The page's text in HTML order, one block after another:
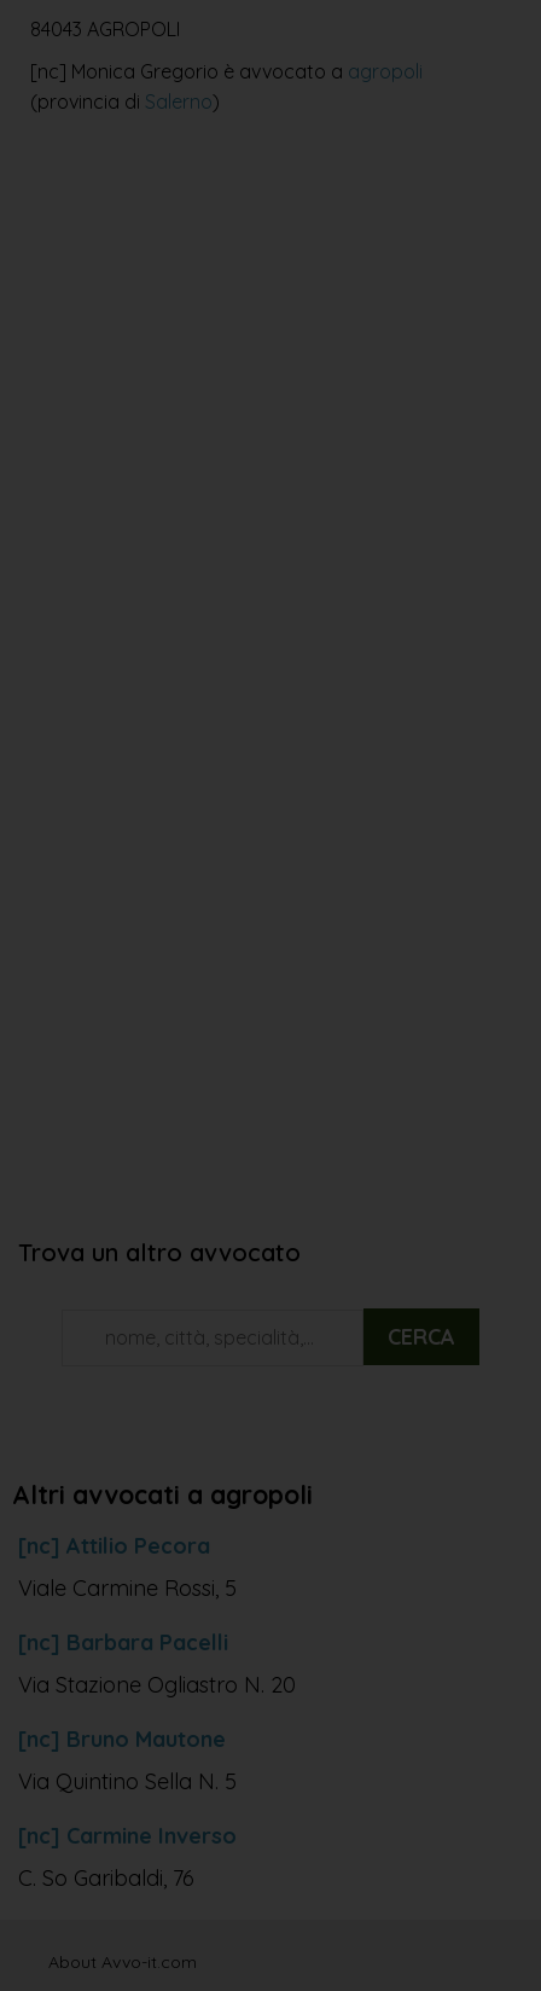
84043 AGROPOLI
[nc] Monica Gregorio è avvocato a agropoli
(provincia di Salerno)
Trova un altro avvocato
CERCA
Altri avvocati a agropoli
[nc] Attilio Pecora
Viale Carmine Rossi, 5
[nc] Barbara Pacelli
Via Stazione Ogliastro N. 20
[nc] Bruno Mautone
Via Quintino Sella N. 5
[nc] Carmine Inverso
C. So Garibaldi, 76
About Avvo-it.com